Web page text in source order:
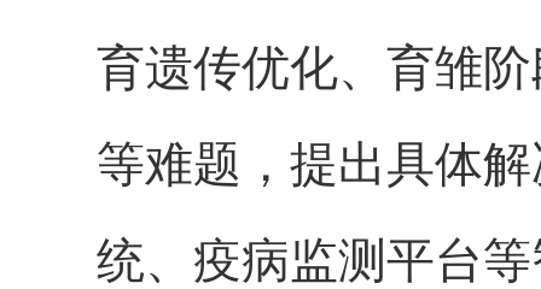
育遗传优化、育雏
等难题，提出具体
统、疫病监测平台